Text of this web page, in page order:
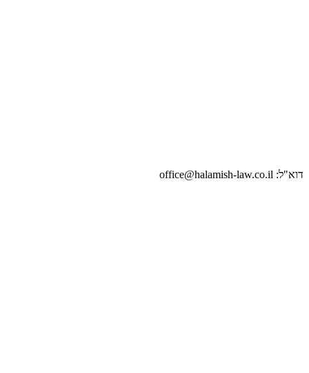
דוא"ל: office@halamish-law.co.il